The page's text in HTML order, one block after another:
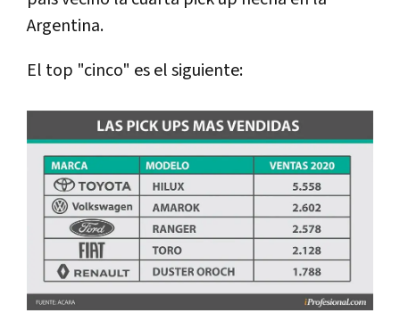
Argentina.
El top "cinco" es el siguiente: